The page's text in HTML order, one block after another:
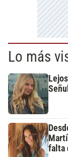
Lo más
falta